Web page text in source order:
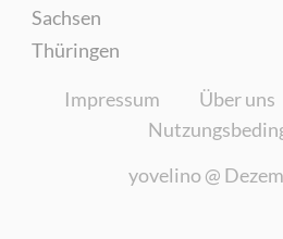
Sachsen
Thüringen
Impressum Über uns
yovelino @